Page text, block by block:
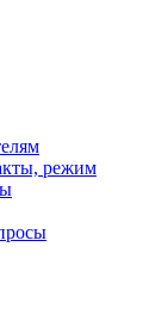
режим